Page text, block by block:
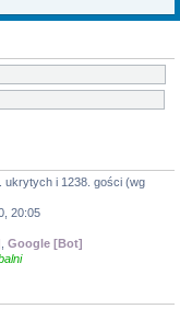
ukrytych i 1238. gości (wg
20:05
Google [Bot]